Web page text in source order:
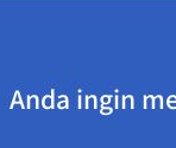
Anda ingin